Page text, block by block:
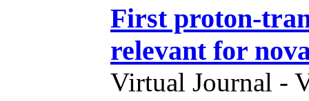
First proton-
relevant for
Virtual Journal -